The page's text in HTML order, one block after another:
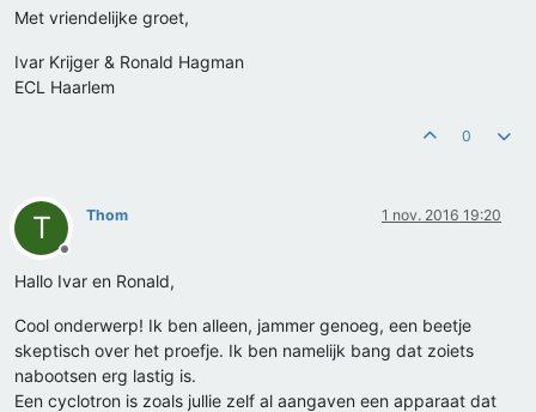
Met vriendelijke groet,
Ivar Krijger & Ronald Hagman
ECL Haarlem
0
T
Offline
Thom 1 nov. 2016 19:20
Hallo Ivar en Ronald,
Cool onderwerp! Ik ben alleen, jammer genoeg, een beetje
skeptisch over het proefje. Ik ben namelijk bang dat zoiets
nabootsen erg lastig is.
Een cyclotron is zoals jullie zelf al aangaven een apparaat dat